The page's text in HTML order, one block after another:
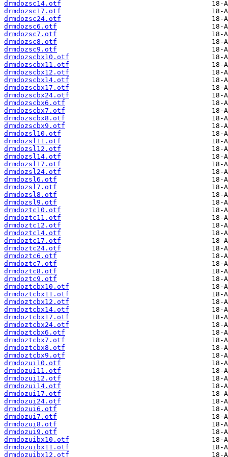
drmdozsc14.otf
drmdozsc17.otf
drmdozsc24.otf
drmdozsc6.otf
drmdozsc7.otf
drmdozsc8.otf
drmdozsc9.otf
drmdozscbx10.otf
drmdozscbx11.otf
drmdozscbx12.otf
drmdozscbx14.otf
drmdozscbx17.otf
drmdozscbx24.otf
drmdozscbx6.otf
drmdozscbx7.otf
drmdozscbx8.otf
drmdozscbx9.otf
drmdozsl10.otf
drmdozsl11.otf
drmdozsl12.otf
drmdozsl14.otf
drmdozsl17.otf
drmdozsl24.otf
drmdozsl6.otf
drmdozsl7.otf
drmdozsl8.otf
drmdozsl9.otf
drmdoztc10.otf
drmdoztc11.otf
drmdoztc12.otf
drmdoztc14.otf
drmdoztc17.otf
drmdoztc24.otf
drmdoztc6.otf
drmdoztc7.otf
drmdoztc8.otf
drmdoztc9.otf
drmdoztcbx10.otf
drmdoztcbx11.otf
drmdoztcbx12.otf
drmdoztcbx14.otf
drmdoztcbx17.otf
drmdoztcbx24.otf
drmdoztcbx6.otf
drmdoztcbx7.otf
drmdoztcbx8.otf
drmdoztcbx9.otf
drmdozui10.otf
drmdozui11.otf
drmdozui12.otf
drmdozui14.otf
drmdozui17.otf
drmdozui24.otf
drmdozui6.otf
drmdozui7.otf
drmdozui8.otf
drmdozui9.otf
drmdozuibx10.otf
drmdozuibx11.otf
drmdozuibx12.otf